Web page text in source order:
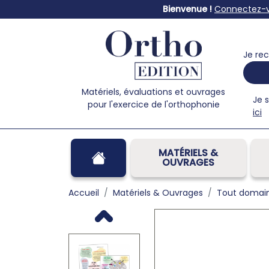
Bienvenue ! Connectez-
Matériels, évaluations et ouvrages
pour l'exercice de l'orthophonie
Je
Je
ici
MATÉRIELS &
OUVRAGES
Accueil Matériels & Ouvrages Tout
Previous